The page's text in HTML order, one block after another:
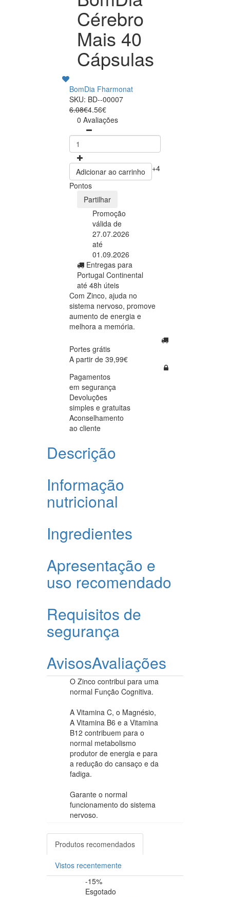
Cérebro
Mais 40
Cápsulas
BomDia Fharmonat
SKU: BD--00007
6.08€4.56€
0 Avaliações
Adicionar ao carrinho
+4
Pontos
Partilhar
Promoção
válida de
27.07.2026
até
01.09.2026
Entregas para
Portugal Continental
até 48h úteis
Com Zinco, ajuda no
sistema nervoso, promove
aumento de energia e
melhora a memória.
Portes grátis
A partir de 39,99€
Pagamentos
em segurança
Devoluções
simples e gratuitas
Aconselhamento
ao cliente
Descrição
Informação
nutricional
Ingredientes
Apresentação e
uso recomendado
Requisitos de
segurança
AvisosAvaliações
O Zinco contribui para uma
normal Função Cognitiva.
A Vitamina C, o Magnésio,
A Vitamina B6 e a Vitamina
B12 contribuem para o
normal metabolismo
produtor de energia e para
a redução do cansaço e da
fadiga.
Garante o normal
funcionamento do sistema
nervoso.
Produtos recomendados
Vistos recentemente
-15%
Esgotado